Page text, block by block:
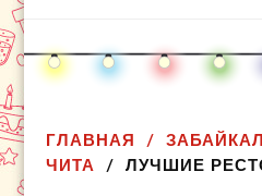
ГЛАВНАЯ
ЧИТА
ЛУЧШИЕ